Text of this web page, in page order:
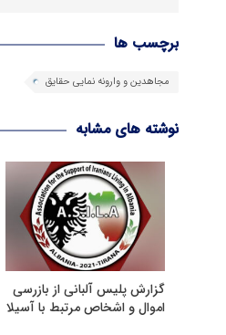
برچسب ها
مجاهدین و وارونه نمایی حقایق
نوشته های مشابه
گزارش پلیس آلبانی از بازرسی
اموال و اشخاص مرتبط با آسیلا